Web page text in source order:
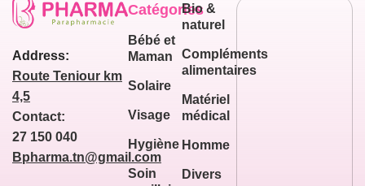
Address:
Route Teniour km
4,5
Contact:
27 150 040
Bpharma.tn@gmail.com
Catégories
Bébé et
Maman
Solaire
Visage
Hygiène
Soin
Bio &
naturel
Compléments
alimentaires
Matériel
médical
Homme
Divers